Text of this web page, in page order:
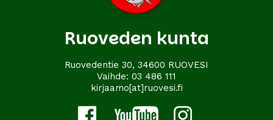
Ruoveden kunta
Ruovedentie 30, 34600 RUOVESI
Vaihde: 03 486 111
kirjaamo[at]ruovesi.fi